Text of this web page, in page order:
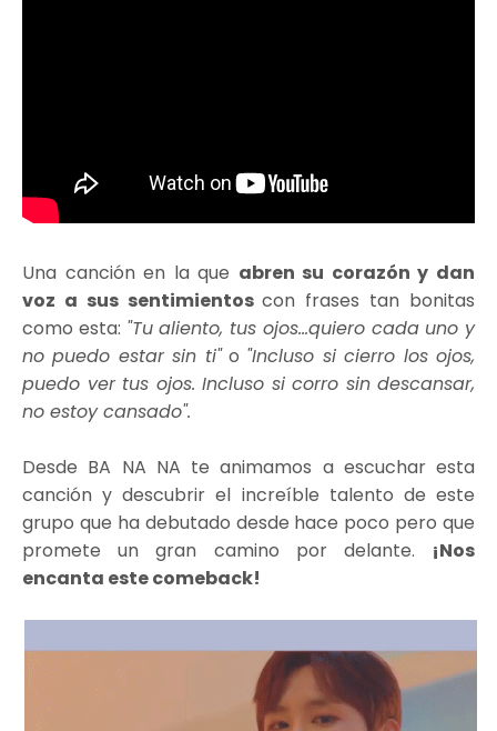
Una canción en la que abren su corazón y dan
voz a sus sentimientoscon frases tan bonitas
como esta: "Tu aliento, tus ojos...quiero cada uno y
no puedo estar sin ti"o "Incluso si cierro los ojos,
puedo ver tus ojos. Incluso si corro sin descansar,
no estoy cansado".
Desde BA NA NA te animamos a escuchar esta
canción y descubrir el increíble talento de este
grupo que ha debutado desde hace poco pero que
promete un gran camino por delante. ¡Nos
encanta este comeback!